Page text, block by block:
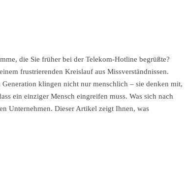
die Sie früher bei der Telekom-Hotline begrüßte?
frustrierenden Kreislauf aus Missverständnissen.
klingen nicht nur menschlich – sie denken mit,
ein einziger Mensch eingreifen muss. Was sich nach
Unternehmen. Dieser Artikel zeigt Ihnen, was